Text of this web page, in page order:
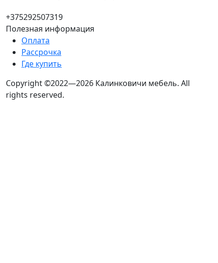
+375292507319
Полезная информация
Оплата
Рассрочка
Где купить
Copyright ©2022—2026 Калинковичи мебель. All
rights reserved.